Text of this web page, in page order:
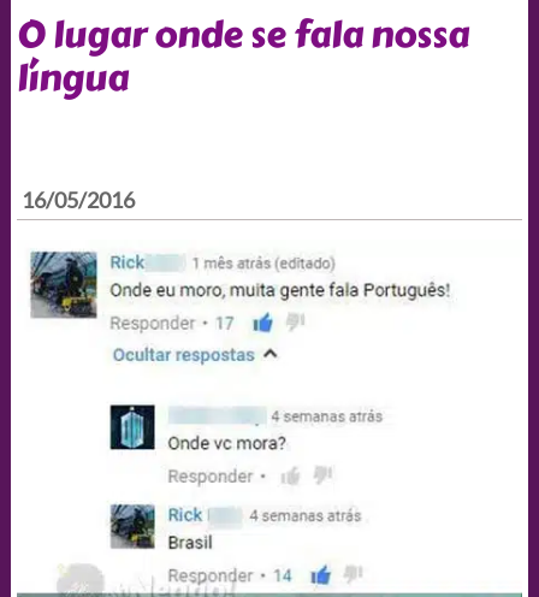
O lugar onde se fala nossa
língua
16/05/2016